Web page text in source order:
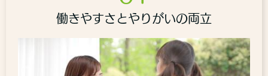
働きやすさとやりがいの両立